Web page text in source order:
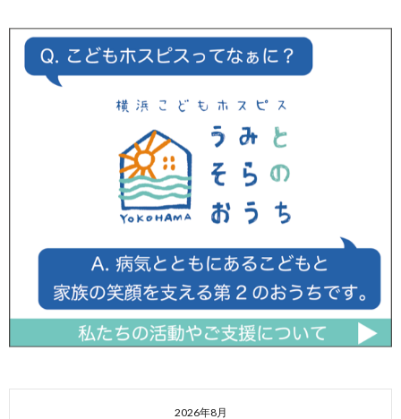
2026年8月